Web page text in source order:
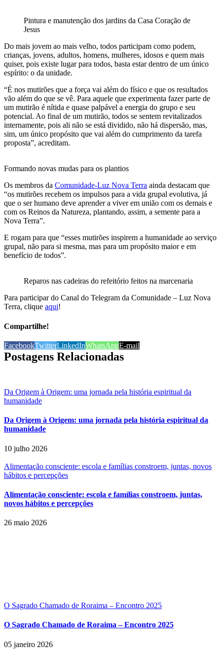
Pintura e manutenção dos jardins da Casa Coração de
Jesus
Do mais jovem ao mais velho, todos participam como podem,
crianças, jovens, adultos, homens, mulheres, idosos e quem mais
quiser, pois existe lugar para todos, basta estar dentro de um único
espírito: o da unidade.
“É nos mutirões que a força vai além do físico e que os resultados
vão além do que se vê. Para aquele que experimenta fazer parte de
um mutirão é nítida e quase palpável a energia do grupo e seu
potencial. Ao final de um mutirão, todos se sentem revitalizados
internamente, pois ali não se está dividido, não há dispersão, mas,
sim, um único propósito que vai além do cumprimento da tarefa
proposta”, acreditam.
Formando novas mudas para os plantios
Os membros da Comunidade-Luz Nova Terra ainda destacam que
“os mutirões recebem os impulsos para a vida grupal evolutiva, já
que o ser humano deve aprender a viver em união com os demais e
com os Reinos da Natureza, plantando, assim, a semente para a
Nova Terra”.
E rogam para que “esses mutirões inspirem a humanidade ao serviço
grupal, não para si mesma, mas para um propósito maior e em
benefício de todos”.
Reparos nas cadeiras do refeitório feitos na marcenaria
Para participar do Canal do Telegram da Comunidade – Luz Nova
Terra, clique aqui!
Compartilhe!
FacebookTwitterLinkedInWhatsAppE-mail
Postagens Relacionadas
Da Origem à Origem: uma jornada pela história espiritual da
humanidade
Da Origem à Origem: uma jornada pela história espiritual da
humanidade
10 julho 2026
Alimentação consciente: escola e famílias constroem, juntas, novos
hábitos e percepções
Alimentação consciente: escola e famílias constroem, juntas,
novos hábitos e percepções
26 maio 2026
O Sagrado Chamado de Roraima – Encontro 2025
O Sagrado Chamado de Roraima – Encontro 2025
05 janeiro 2026